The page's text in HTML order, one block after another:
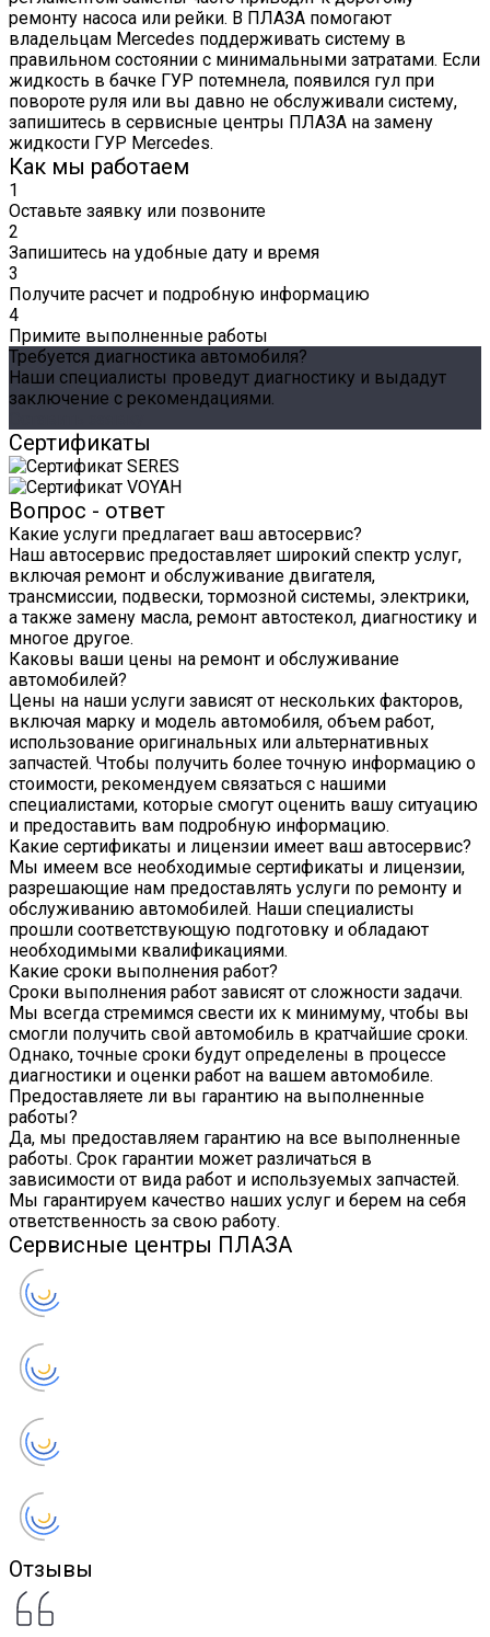
ремонту насоса или рейки. В ПЛАЗА помогают
владельцам Mercedes поддерживать систему в
правильном состоянии с минимальными затратами. Если
жидкость в бачке ГУР потемнела, появился гул при
повороте руля или вы давно не обслуживали систему,
запишитесь в сервисные центры ПЛАЗА на замену
жидкости ГУР Mercedes.
Как мы работаем
1
Оставьте заявку или позвоните
2
Запишитесь на удобные дату и время
3
Получите расчет и подробную информацию
4
Примите выполненные работы
Требуется диагностика автомобиля?
Наши специалисты проведут диагностику и выдадут
заключение с рекомендациями.
Сертификаты
Вопрос - ответ
Какие услуги предлагает ваш автосервис?
Наш автосервис предоставляет широкий спектр услуг,
включая ремонт и обслуживание двигателя,
трансмиссии, подвески, тормозной системы, электрики,
а также замену масла, ремонт автостекол, диагностику и
многое другое.
Каковы ваши цены на ремонт и обслуживание
автомобилей?
Цены на наши услуги зависят от нескольких факторов,
включая марку и модель автомобиля, объем работ,
использование оригинальных или альтернативных
запчастей. Чтобы получить более точную информацию о
стоимости, рекомендуем связаться с нашими
специалистами, которые смогут оценить вашу ситуацию
и предоставить вам подробную информацию.
Какие сертификаты и лицензии имеет ваш автосервис?
Мы имеем все необходимые сертификаты и лицензии,
разрешающие нам предоставлять услуги по ремонту и
обслуживанию автомобилей. Наши специалисты
прошли соответствующую подготовку и обладают
необходимыми квалификациями.
Какие сроки выполнения работ?
Сроки выполнения работ зависят от сложности задачи.
Мы всегда стремимся свести их к минимуму, чтобы вы
смогли получить свой автомобиль в кратчайшие сроки.
Однако, точные сроки будут определены в процессе
диагностики и оценки работ на вашем автомобиле.
Предоставляете ли вы гарантию на выполненные
работы?
Да, мы предоставляем гарантию на все выполненные
работы. Срок гарантии может различаться в
зависимости от вида работ и используемых запчастей.
Мы гарантируем качество наших услуг и берем на себя
ответственность за свою работу.
Сервисные центры ПЛАЗА
Отзывы